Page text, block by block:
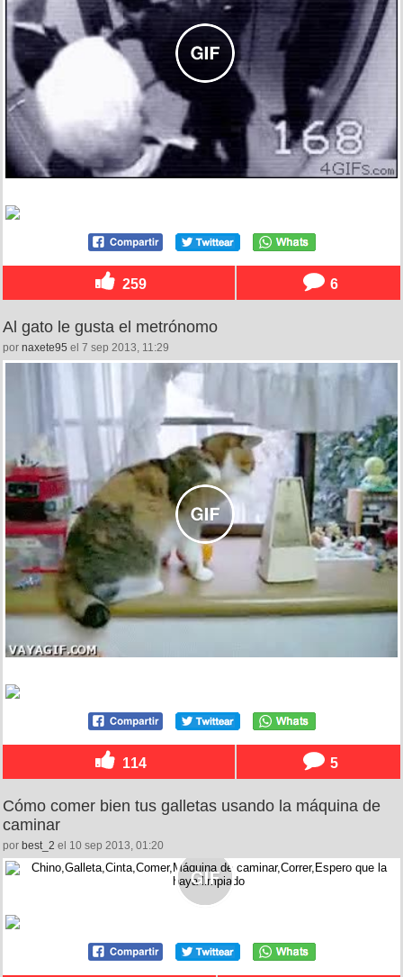
259 6
Al gato le gusta el metrónomo
por naxete95 el 7 sep 2013, 11:29
114 5
Cómo comer bien tus galletas usando la máquina de
caminar
por best_2 el 10 sep 2013, 01:20